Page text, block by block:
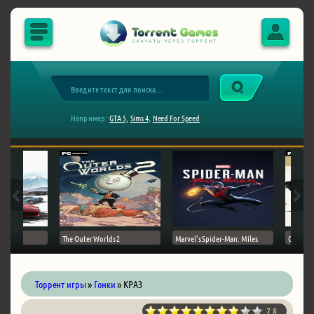
Например: GTA 5, Sims 4, Need For Speed
The Outer Worlds 2 Marvel's Spider-Man: Miles Ghost
Торрент игры» Гонки» КРАЗ
7.8